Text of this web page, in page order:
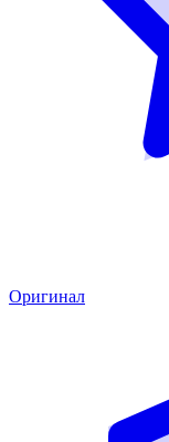
Оригинал